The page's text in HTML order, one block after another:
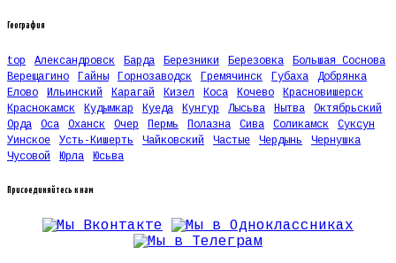
География
top Александровск Барда Березники Березовка
Большая Соснова
Верещагино
Гайны Горнозаводск Гремячинск Губаха
Добрянка
Елово
Ильинский Карагай Кизел Коса Кочево
Красновишерск
Краснокамск
Кудымкар Куеда Кунгур Лысьва Нытва
Октябрьский
Орда
Оса Оханск Очер Пермь Полазна Сива Соликамск
Суксун
Уинское
Усть-Кишерть Чайковский Частые Чердынь
Чернушка
Чусовой
Юрла Юсьва
Присоединяйтесь к нам